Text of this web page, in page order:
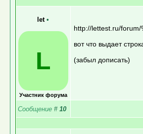
let •
L
Участник форума
http://lettest.ru/
вот что выдает
(забыл дописать)
Сообщение # 10